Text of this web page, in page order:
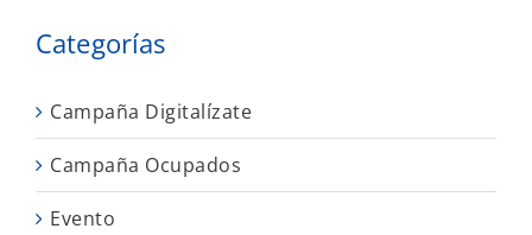
Categorías
Campaña Digitalízate
Campaña Ocupados
Evento